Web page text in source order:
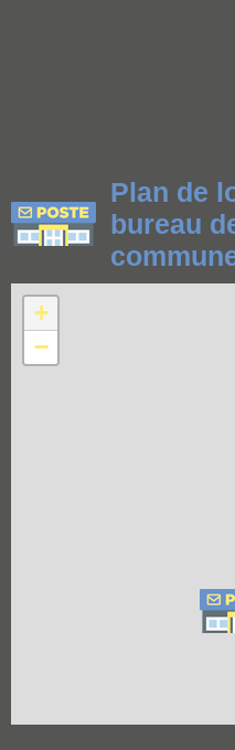
Plan de
bureau
+
−